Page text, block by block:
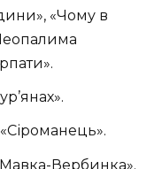
«Чому в
Вербинка».